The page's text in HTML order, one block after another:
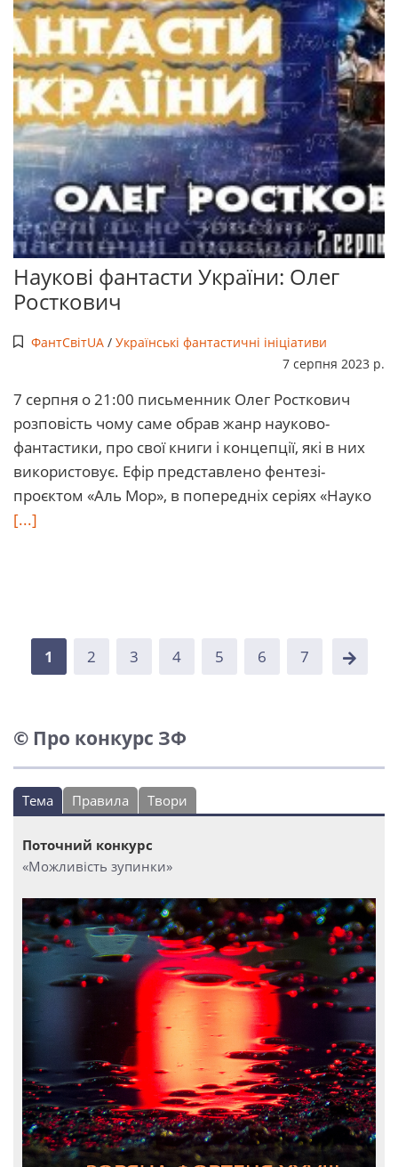
Наукові фантасти України: Олег
Росткович
ФантСвітUA/ Українські фантастичні ініціативи
7 серпня 2023 р.
7 серпня о 21:00 письменник Олег Росткович
розповість чому саме обрав жанр науково-
фантастики, про свої книги і концепції, які в них
використовує. Ефір представлено фентезі-
проєктом «Аль Мор», в попередніх серіях «Науко
[...]
1 2 3 4 5 6 7
© Про конкурс ЗФ
Тема Правила Твори
Поточний конкурс
«Можливість зупинки»